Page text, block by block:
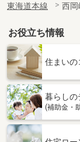
東海道本線
西岡
お役立ち情報
住まいの
暮らしの
(補助金・